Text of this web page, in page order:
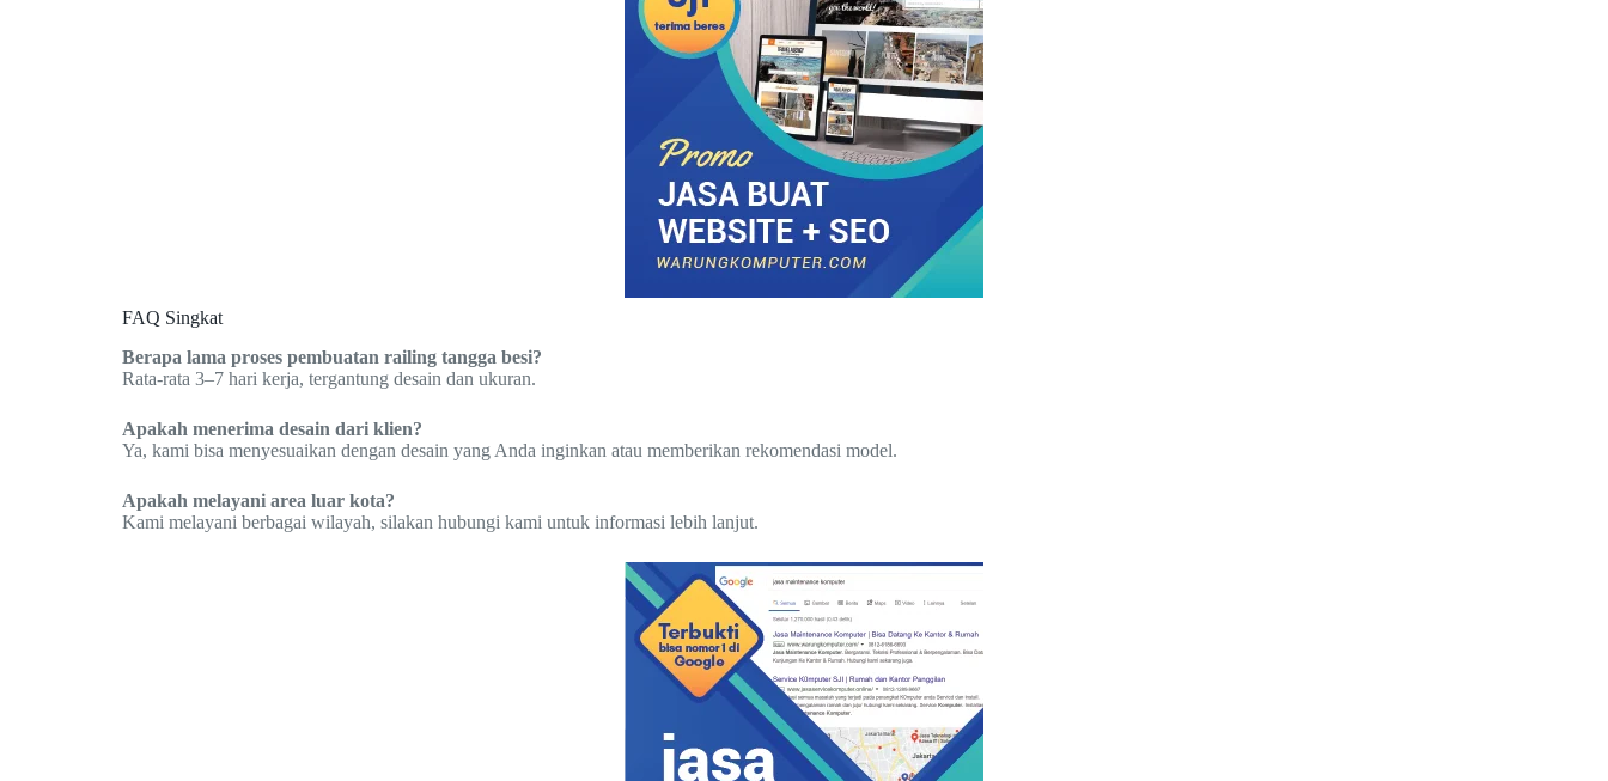
FAQ Singkat
Berapa lama proses pembuatan railing tangga besi?
Rata-rata 3–7 hari kerja, tergantung desain dan ukuran.
Apakah menerima desain dari klien?
Ya, kami bisa menyesuaikan dengan desain yang Anda inginkan atau memberikan rekomendasi model.
Apakah melayani area luar kota?
Kami melayani berbagai wilayah, silakan hubungi kami untuk informasi lebih lanjut.